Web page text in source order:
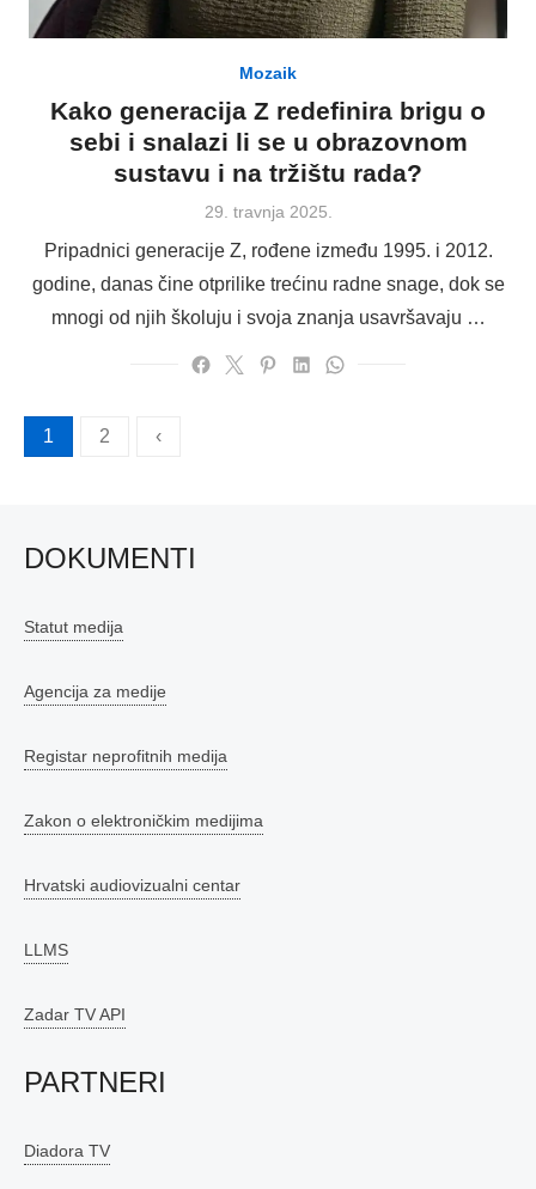
Mozaik
Kako generacija Z redefinira brigu o
sebi i snalazi li se u obrazovnom
sustavu i na tržištu rada?
Posted
29. travnja 2025.
Pripadnici generacije Z, rođene između 1995. i 2012.
godine, danas čine otprilike trećinu radne snage, dok se
mnogi od njih školuju i svoja znanja usavršavaju …
Brojevi
1 2 ‹
DOKUMENTI
Statut medija
Agencija za medije
Registar neprofitnih medija
Zakon o elektroničkim medijima
Hrvatski audiovizualni centar
LLMS
Zadar TV API
PARTNERI
Diadora TV